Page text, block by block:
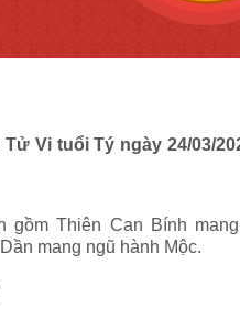
Tử Vi tuổi Tý ngày 24/03/
gồm Thiên Can Bính
mang ngũ hành Mộc.